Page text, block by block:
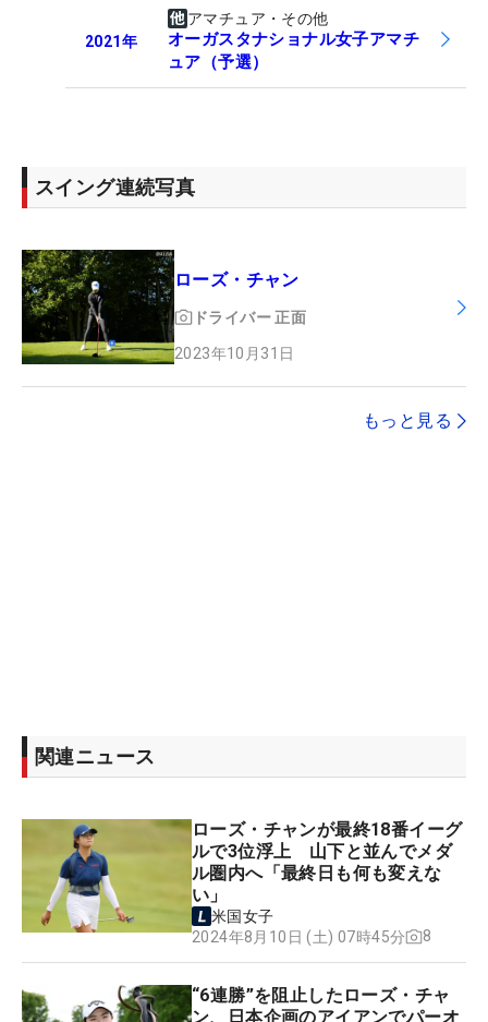
2021年
アマチュア・その他
オーガスタナショナル女子アマチ
ュア（予選）
スイング連続写真
ローズ・チャン
ドライバー 正面
2023年10月31日
もっと見る
関連ニュース
ローズ・チャンが最終18番イーグ
ルで3位浮上 山下と並んでメダ
ル圏内へ「最終日も何も変えな
い」
米国女子
2024年8月10日 (土) 07時45分
8
“6連勝”を阻止したローズ・チャ
ン、日本企画のアイアンでパーオ